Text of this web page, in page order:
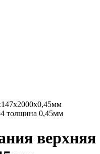
толщина 0,45мм
верхняя